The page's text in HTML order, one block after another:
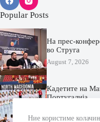
Ние користиме
Popular Posts
На прес-
во Струга
August 7, 2026
Кадетите на
Португалија